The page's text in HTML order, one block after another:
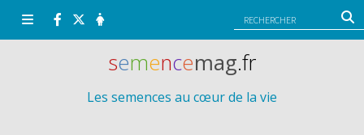
semencemag.fr
Les semences au cœur de la vie
Panneau de gestion des cookies